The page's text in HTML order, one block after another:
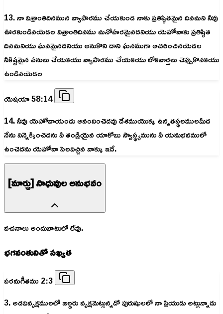
13. నా విశ్రాంతిదినమున వ్యాపారము చేయకుండ నాకు ప్రతిష్ఠితమైన దినమని నీవు
ఊరకుండినయెడల విశ్రాంతిదినము మనోహరమైనదనియు యెహోవాకు ప్రతిష్ఠిత
దినమనియు ఘనమైనదనియు అనుకొని దాని ఘనముగా ఆచరించినయెడల
నీకిష్టమైన పనులు చేయకయు వ్యాపారము చేయకయు లోకవార్తలు చెప్పుకొనకయు
ఉండినయెడల
యెషయా 58:14
14. నీవు యెహోవాయందు ఆనందించెదవు దేశముయొక్క ఉన్నతస్థలములమీద
నేను నిన్నెక్కించెదను నీ తండ్రియైన యాకోబు స్వాస్థ్యమును నీ యనుభవములో
ఉంచెదను యెహోవా సెలవిచ్చిన వాక్కు ఇదే.
[మార్చు] సాధువుల అనుభవం
వచనాలు అందుబాటులో లేవు.
భగవంతునితో సఖ్యత
పరమగీతము 2:3
3. అడవివృక్షములలో జల్దరు వృక్షమెట్లున్నదో పురుషులలో నా ప్రియుడు అట్లున్నాడు